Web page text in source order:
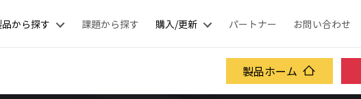
品から探す 課題から探す 購入/更新 パートナー お問い合わせ
製品ホーム